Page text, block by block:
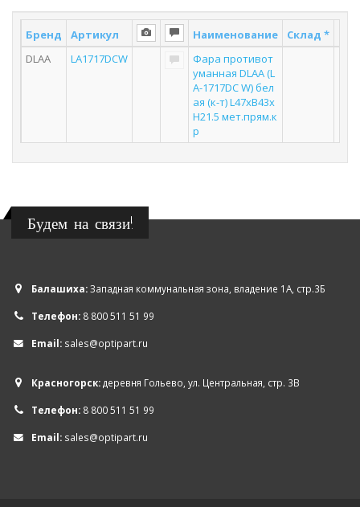
Бренд Артикул Наименование Склад *
DLAA
LA1717DCW
Фара противот
уманная DLAA (L
A-1717DC W) бел
ая (к-т) L47хB43х
H21.5 мет.прям.к
р
Будем на связи!
Балашиха:Западная коммунальная зона, владение 1А, стр.3Б
Телефон: 8 800 511 51 99
Email: sales@optipart.ru
Красногорск:деревня Гольево, ул. Центральная, стр. 3В
Телефон: 8 800 511 51 99
Email: sales@optipart.ru